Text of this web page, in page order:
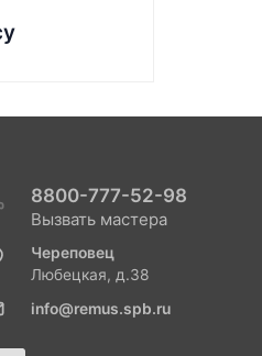
8800-777-52-98
Вызвать мастера
Череповец
Любецкая, д.38
info@remus.spb.ru